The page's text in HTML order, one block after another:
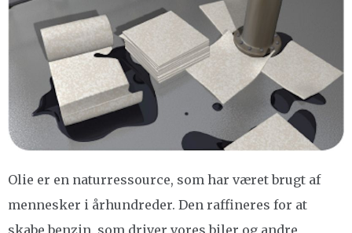
Olie er en naturressource, som har været brugt af
mennesker i århundreder. Den raffineres for at
skabe benzin, som driver vores biler og andre